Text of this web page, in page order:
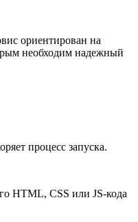
ориентирован на
необходим надежный
процесс запуска.
HTML, CSS или JS-кода